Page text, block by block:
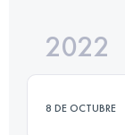
2022
8 DE OCTUBRE